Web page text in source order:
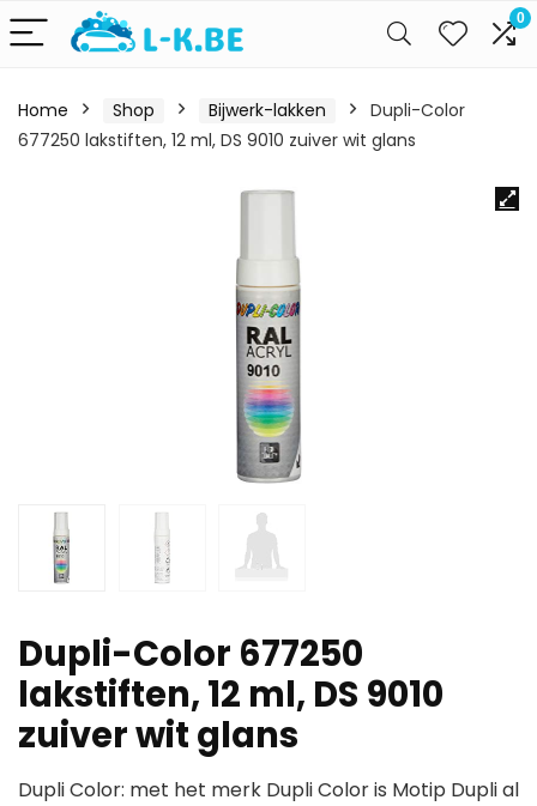
0
Home Shop Bijwerk-lakken
Dupli-Color
677250 lakstiften, 12 ml, DS 9010 zuiver wit glans
Dupli-Color 677250
lakstiften, 12 ml, DS 9010
zuiver wit glans
Dupli Color: met het merk Dupli Color is Motip Dupli al